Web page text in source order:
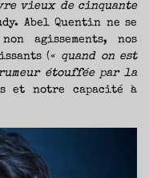
vieux de cinquante
Abel Quentin ne se
agissements, nos
(« quand on est
étouffée par la
et notre capacité à